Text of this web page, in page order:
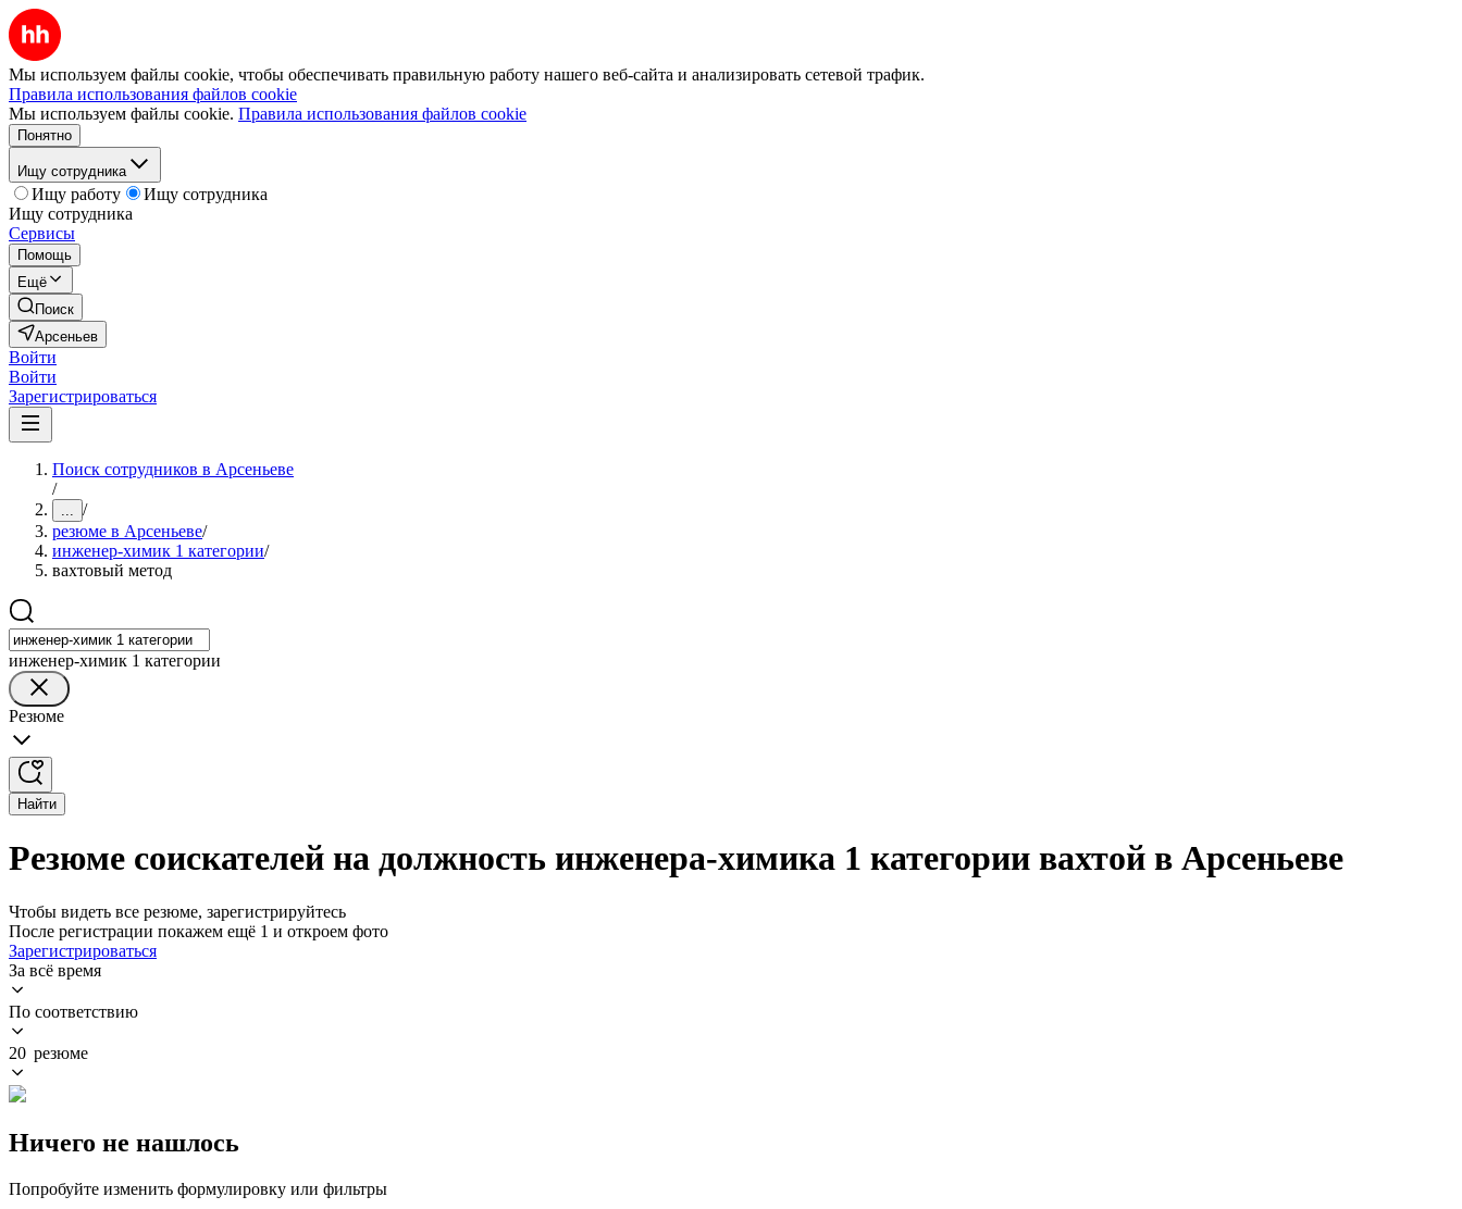
Мы используем файлы cookie, чтобы обеспечивать правильную работу нашего веб-сайта и анализировать сетевой трафик.
Правила использования файлов cookie
Мы используем файлы cookie. Правила использования файлов cookie
Понятно
Ищу сотрудника
Ищу работу
Ищу сотрудника
Ищу сотрудника
Сервисы
Помощь
Ещё
Поиск
Арсеньев
Войти
Войти
Зарегистрироваться
Поиск сотрудников в Арсеньеве
/
... /
резюме в Арсеньеве/
инженер-химик 1 категории/
вахтовый метод
инженер-химик 1 категории
Резюме
Найти
Резюме соискателей на должность инженера-химика 1 категории вахтой в Арсеньеве
Чтобы видеть все резюме, зарегистрируйтесь
После регистрации покажем ещё 1 и откроем фото
Зарегистрироваться
За всё время
По соответствию
20 резюме
Ничего не нашлось
Попробуйте изменить формулировку или фильтры